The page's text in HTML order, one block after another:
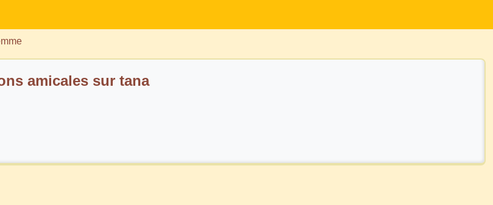
Cherche relations amicales sur tana